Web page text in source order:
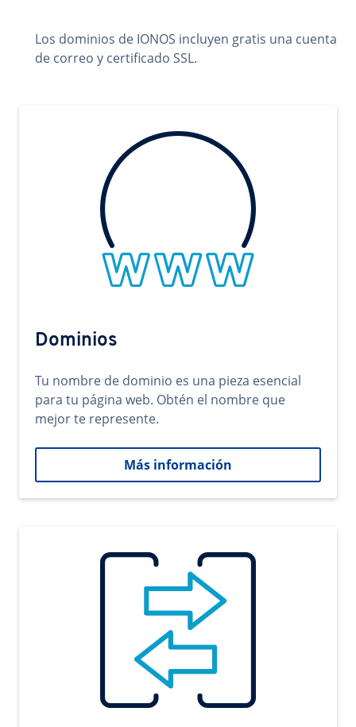
Los dominios de IONOS incluyen gratis una cuenta
de correo y certificado SSL.
Dominios
Tu nombre de dominio es una pieza esencial
para tu página web. Obtén el nombre que
mejor te represente.
Más información